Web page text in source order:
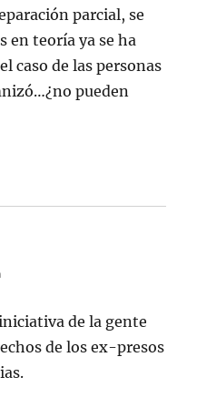
parcial, se
en teoría ya se ha
caso de las personas
pueden
de la gente
de los ex-presos